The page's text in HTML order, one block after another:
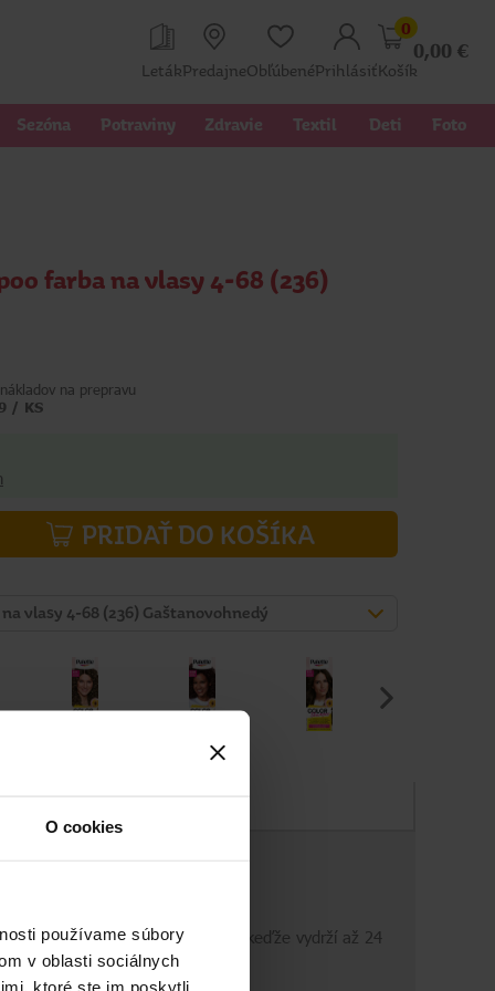
O cookies
používame súbory
v oblasti sociálnych
ktoré ste im poskytli
LetákPredajneObľúbenéPrihlásiť
0
0,00 €
Košík
Sezóna Potraviny Zdravie Textil Deti Foto
farba na vlasy 4-68 (236)
na prepravu
/ KS
PRIDAŤ DO KOŠÍKA
vlasy 4-68 (236) Gaštanovohnedý
takže ju znovu vyskúšam, keďže vydrží až 24